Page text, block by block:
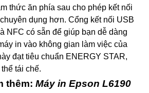
thức ăn phía sau cho phép kết nối
dụng hơn. Cổng kết nối USB
NFC có sẵn để giúp bạn dễ dàng
in vào không gian làm việc của
đạt tiêu chuẩn ENERGY STAR,
tái chế.
thêm: Máy in Epson L6190